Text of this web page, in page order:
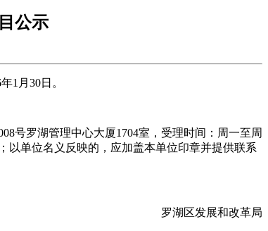
公示
1月30日。
号罗湖管理中心大厦1704室，受理时间：周一至周
以单位名义反映的，应加盖本单位印章并提供联系
罗湖区发展和改革局